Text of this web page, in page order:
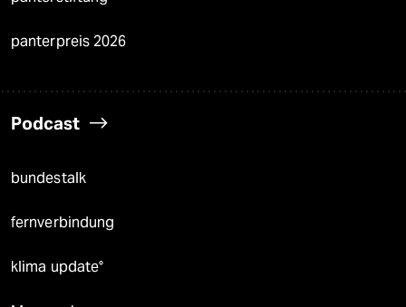
panterpreis 2026
Podcast
bundestalk
fernverbindung
klima update°